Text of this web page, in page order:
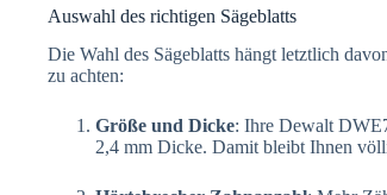
Auswahl des richtigen Sägeblatts
Die Wahl des Sägeblatts hängt letztlich
zu achten:
Größe und Dicke: Ihre Dewalt
2,4 mm Dicke. Damit bleibt Ihnen